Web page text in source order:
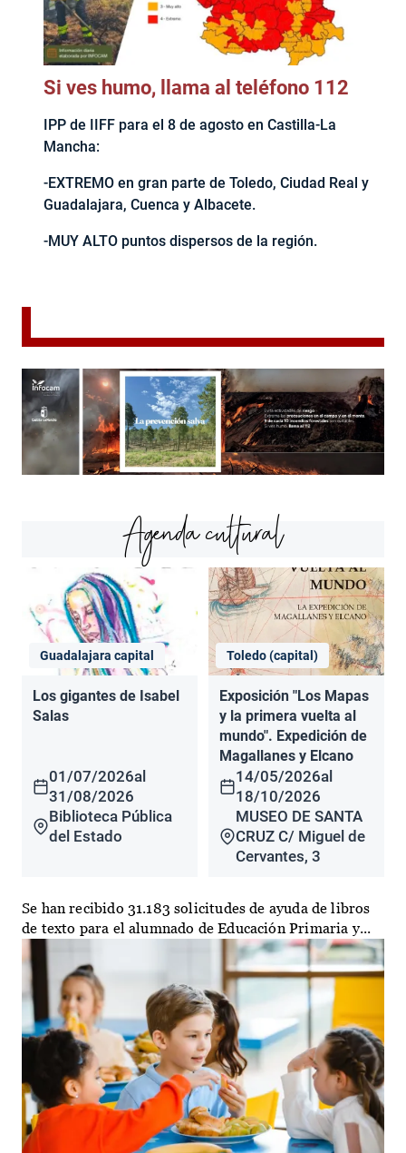
Si ves humo, llama al teléfono 112
IPP de IIFF para el 8 de agosto en Castilla-La
Mancha:
-EXTREMO en gran parte de Toledo, Ciudad Real y
Guadalajara, Cuenca y Albacete.
-MUY ALTO puntos dispersos de la región.
Agenda cultural
Guadalajara capital
Los gigantes de Isabel
Salas
01/07/2026al
31/08/2026
Biblioteca Pública
del Estado
Toledo (capital)
Exposición "Los Mapas
y la primera vuelta al
mundo". Expedición de
Magallanes y Elcano
14/05/2026al
18/10/2026
MUSEO DE SANTA
CRUZ C/ Miguel de
Cervantes, 3
Se han recibido 31.183 solicitudes de ayuda de libros
de texto para el alumnado de Educación Primaria y...